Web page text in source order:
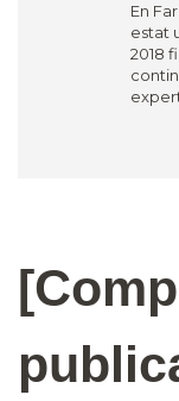
En
estat
2018